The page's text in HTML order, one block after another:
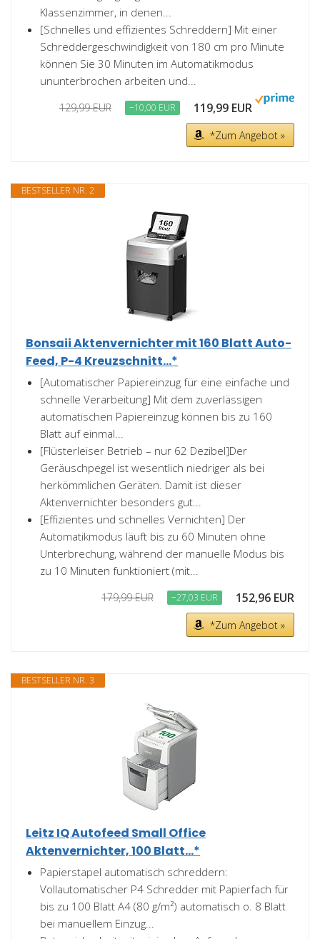
Klassenzimmer, in denen...
[Schnelles und effizientes Schreddern] Mit einer
Schreddergeschwindigkeit von 180 cm pro Minute
können Sie 30 Minuten im Automatikmodus
ununterbrochen arbeiten und...
129,99 EUR −10,00 EUR 119,99 EUR
*Zum Angebot »
BESTSELLER NR. 2
Bonsaii Aktenvernichter mit 160 Blatt Auto-
Feed, P-4 Kreuzschnitt...*
[Automatischer Papiereinzug für eine einfache und
schnelle Verarbeitung] Mit dem zuverlässigen
automatischen Papiereinzug können bis zu 160
Blatt auf einmal...
[Flüsterleiser Betrieb – nur 62 Dezibel]Der
Geräuschpegel ist wesentlich niedriger als bei
herkömmlichen Geräten. Damit ist dieser
Aktenvernichter besonders gut...
[Effizientes und schnelles Vernichten] Der
Automatikmodus läuft bis zu 60 Minuten ohne
Unterbrechung, während der manuelle Modus bis
zu 10 Minuten funktioniert (mit...
179,99 EUR −27,03 EUR 152,96 EUR
*Zum Angebot »
BESTSELLER NR. 3
Leitz IQ Autofeed Small Office
Aktenvernichter, 100 Blatt...*
Papierstapel automatisch schreddern:
Vollautomatischer P4 Schredder mit Papierfach für
bis zu 100 Blatt A4 (80 g/m²) automatisch o. 8 Blatt
bei manuellem Einzug...